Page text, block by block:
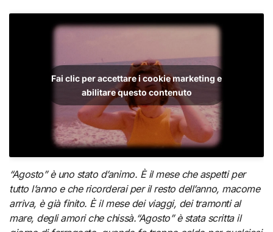
Fai clic per accettare i cookie marketing e
abilitare questo contenuto
“Agosto” è uno stato d’animo. È il mese che aspetti per
tutto l’anno e che ricorderai per il resto dell’anno, macome
arriva, è già finito. È il mese dei viaggi, dei tramonti al
mare, degli amori che chissà.“Agosto” è stata scritta il